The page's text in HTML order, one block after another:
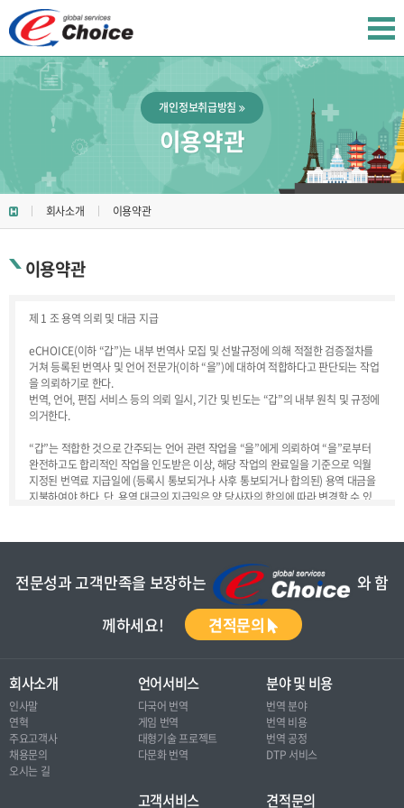
개인정보취급방침
이용약관
회사소개 이용약관
이용약관
제 1 조 용역 의뢰 및 대금 지급
eCHOICE(이하 “갑”)는 내부 번역사 모집 및 선발규정에 의해 적절한 검증절차를
거쳐 등록된 번역사 및 언어 전문가(이하 “을”)에 대하여 적합하다고 판단되는 작업
을 의뢰하기로 한다.
번역, 언어, 편집 서비스 등의 의뢰 일시, 기간 및 빈도는 “갑”의 내부 원칙 및 규정에
의거한다.
“갑”는 적합한 것으로 간주되는 언어 관련 작업을 “을”에게 의뢰하여 “을”로부터
완전하고도 합리적인 작업을 인도받은 이상, 해당 작업의 완료일을 기준으로 익월
지정된 번역료 지급일에 (등록시 통보되거나 사후 통보되거나 합의된) 용역 대금을
지불하여야 한다. 단, 용역 대금의 지급일은 양 당사자의 합의에 따라 변경할 수 있
제 2 조 용역 수락 및 완전한 결과물의 인도
“을”은 “갑”이 의뢰하는 용역에 대해 사정에 따라 수락하되 개인적이고도 비합리적
인 이유로 거절하지 않도록 최선을 다해 성실한 자세로 임하며, “갑”의 용역 의뢰를
수락한 이상, 품질, 납부기일, 사후 클레임 대책 등에 책임을 다하도록 한다.
“을”은 “갑”이 의뢰한 문서의 보안 등급에 따라 보안 유지의 의무를 각별히 다해야
한다. “갑”이 의뢰하는 문서의 보안 등급은 중요도에 따라 1등급에서부터 3등급까
지 분류되며 프로젝트 의뢰 시 보안 등급에 대한 명시가 있거나 등급의 명시가 없다
하더라도 보안상 주의가 전달되었을 경우, 해당 문서에 대한 사전/사후 처리지침을
반드시 준수하여야 한다. 사전/사후 처리지침은 “갑”의 명시적인 지침에 따르는 것
을 원칙으로 하되, 별다른 지침이 없는 경우 작업한 PC에서 영구히 삭제하는 것을
비롯하여 어떠한 형태로도 소유하지 않도록 한다.
전문성과 고객만족을 보장하는
와 함
께하세요!
견적문의
회사소개
인사말
연혁
주요고객사
채용문의
오시는 길
언어서비스
다국어 번역
게임 번역
대형기술 프로젝트
다문화 번역
분야 및 비용
번역 분야
번역 비용
번역 공정
DTP 서비스
고객서비스 견적문의